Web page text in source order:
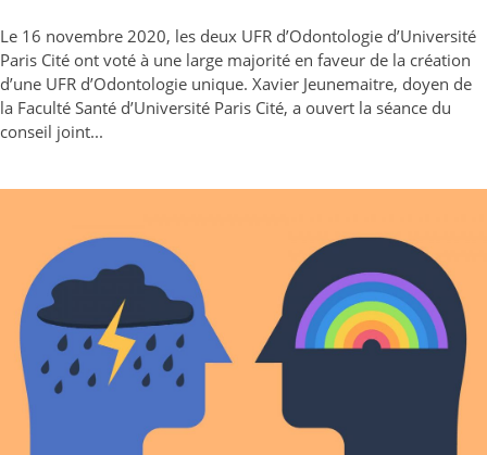
Le 16 novembre 2020, les deux UFR d’Odontologie d’Université
Paris Cité ont voté à une large majorité en faveur de la création
d’une UFR d’Odontologie unique. Xavier Jeunemaitre, doyen de
la Faculté Santé d’Université Paris Cité, a ouvert la séance du
conseil joint...